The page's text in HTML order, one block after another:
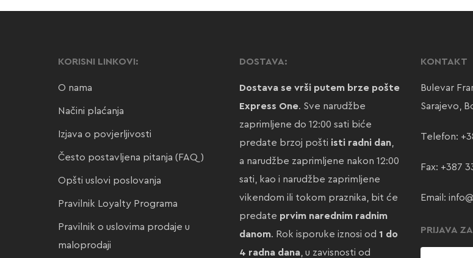
KORISNI LINKOVI:
O nama
Načini plaćanja
Izjava o povjerljivosti
Često postavljena pitanja (FAQ)
Opšti uslovi poslovanja
Pravilnik Loyalty Programa
Pravilnik o uslovima prodaje u
maloprodaji
DOSTAVA:
Dostava se vrši putem brze pošte
Express One. Sve narudžbe
zaprimljene do 12:00 sati biće
predate brzoj pošti isti radni dan,
a narudžbe zaprimljene nakon 12:00
sati, kao i narudžbe zaprimljene
vikendom ili tokom praznika, bit će
predate prvim narednim radnim
danom. Rok isporuke iznosi od 1 do
4 radna dana, u zavisnosti od
KONTAKT
Bulevar
Sarajevo,
Telefon:
Fax: +387
Email:
PRIJAVA